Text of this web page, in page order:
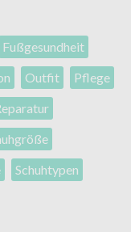
Fußgesundheit
Outfit
Pflege
Schuhtypen